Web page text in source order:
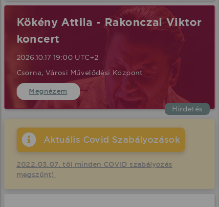
Hirdetés
Kökény Attila - Rakonczai Viktor
koncert
2026.10.17 19:00 UTC+2
Csorna, Városi Művelődési Központ
Megnézem
Aktuális Covid Szabályozások
2022.03.07. től minden COVID szabályozás
megszűnt!